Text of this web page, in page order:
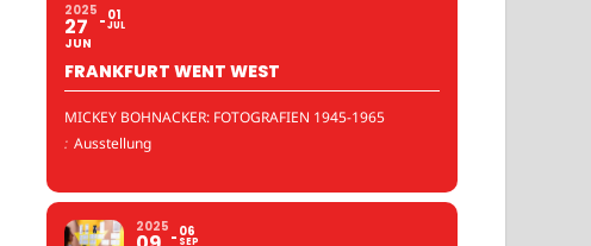
2025
27
JUN
01
JUL
FRANKFURT WENT WEST
MICKEY BOHNACKER: FOTOGRAFIEN 1945-1965
: Ausstellung
2025 06
SEP